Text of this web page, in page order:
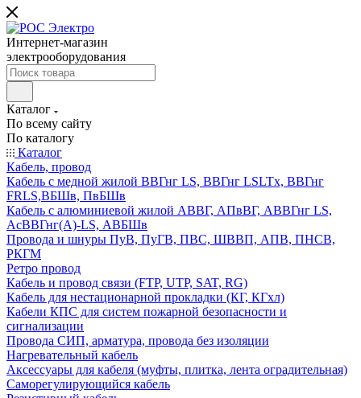
Интернет-магазин
электрооборудования
Каталог
По всему сайту
По каталогу
Каталог
Кабель, провод
Кабель с медной жилой ВВГнг LS, ВВГнг LSLTx, ВВГнг
FRLS,ВБШв, ПвБШв
Кабель с алюминиевой жилой АВВГ, АПвВГ, АВВГнг LS,
АсВВГнг(А)-LS, АВБШв
Провода и шнуры ПуВ, ПуГВ, ПВС, ШВВП, АПВ, ПНСВ,
РКГМ
Ретро провод
Кабель и провод связи (FTP, UTP, SAT, RG)
Кабель для нестационарной прокладки (КГ, КГхл)
Кабели КПС для систем пожарной безопасности и
сигнализации
Провода СИП, арматура, провода без изоляции
Нагревательный кабель
Аксессуары для кабеля (муфты, плитка, лента оградительная)
Саморегулирующийся кабель